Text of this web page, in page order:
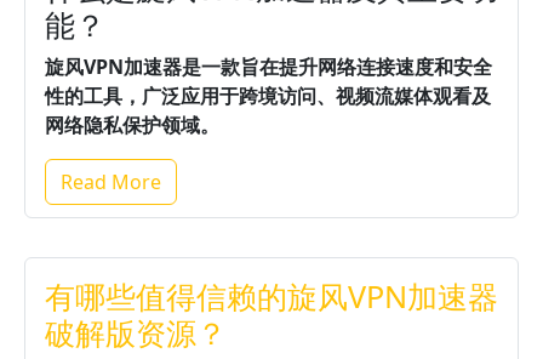
能？
旋风VPN加速器是一款旨在提升网络连接速度和安全
性的工具，广泛应用于跨境访问、视频流媒体观看及
网络隐私保护领域。
Read More
有哪些值得信赖的旋风VPN加速器
破解版资源？